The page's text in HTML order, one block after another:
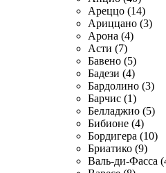
Ареццо (14)
Ариццано (3)
Арона (4)
Асти (7)
Бавено (5)
Бадези (4)
Бардолино (3)
Барчис (1)
Белладжио (5)
Бибионе (4)
Бордигера (10)
Бриатико (9)
Валь-ди-Фасса